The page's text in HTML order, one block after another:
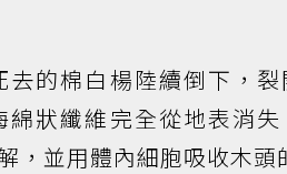
的棉白楊陸續倒下，
狀纖維完全從地表消
，並用體內細胞吸收木頭